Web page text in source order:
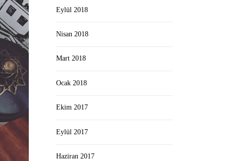
Eylül 2018
Nisan 2018
Mart 2018
Ocak 2018
Ekim 2017
Eylül 2017
Haziran 2017